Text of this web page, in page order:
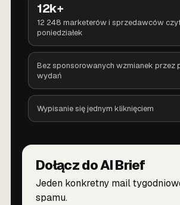
12k+
12 248 marketerów i sprzedawców
poniedziałek
Bez sponsorowanych wzmianek przez
wydań
Wypisanie się jednym kliknięciem
Dołącz do AI Brief
Jeden konkretny mail
spamu.